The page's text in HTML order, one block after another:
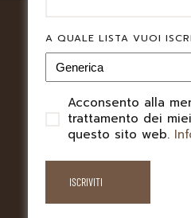
A QUALE LISTA VUOI
PRIVACY
Acconsento alla
trattamento dei
questo sito web.